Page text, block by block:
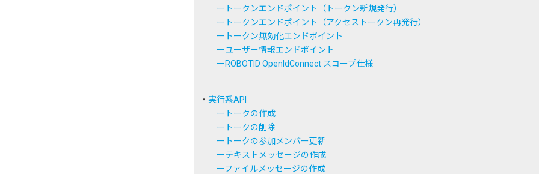
ートークンエンドポイント（トークン新規発行）
ートークンエンドポイント（アクセストークン再発行）
ー トークン無効化エンドポイント
ーユーザー情報エンドポイント
ーROBOTID OpenIdConnect スコープ仕様
・ 実行系API
ー トークの作成
ー トークの削除
ー トークの参加メンバー更新
ーテキストメッセージの作成
ーファイルメッセージの作成